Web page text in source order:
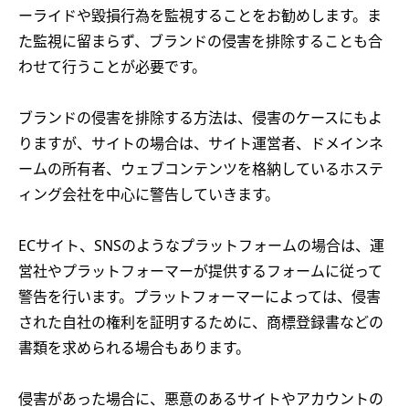
ーライドや毀損行為を監視することをお勧めします。ま
た監視に留まらず、ブランドの侵害を排除することも合
わせて行うことが必要です。
ブランドの侵害を排除する方法は、侵害のケースにもよ
りますが、サイトの場合は、サイト運営者、ドメインネ
ームの所有者、ウェブコンテンツを格納しているホステ
ィング会社を中心に警告していきます。
ECサイト、SNSのようなプラットフォームの場合は、運
営社やプラットフォーマーが提供するフォームに従って
警告を行います。プラットフォーマーによっては、侵害
された自社の権利を証明するために、商標登録書などの
書類を求められる場合もあります。
侵害があった場合に、悪意のあるサイトやアカウントの